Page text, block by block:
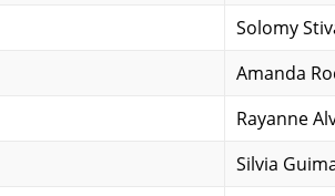
Solomy
Amanda
Rayanne
Silvia